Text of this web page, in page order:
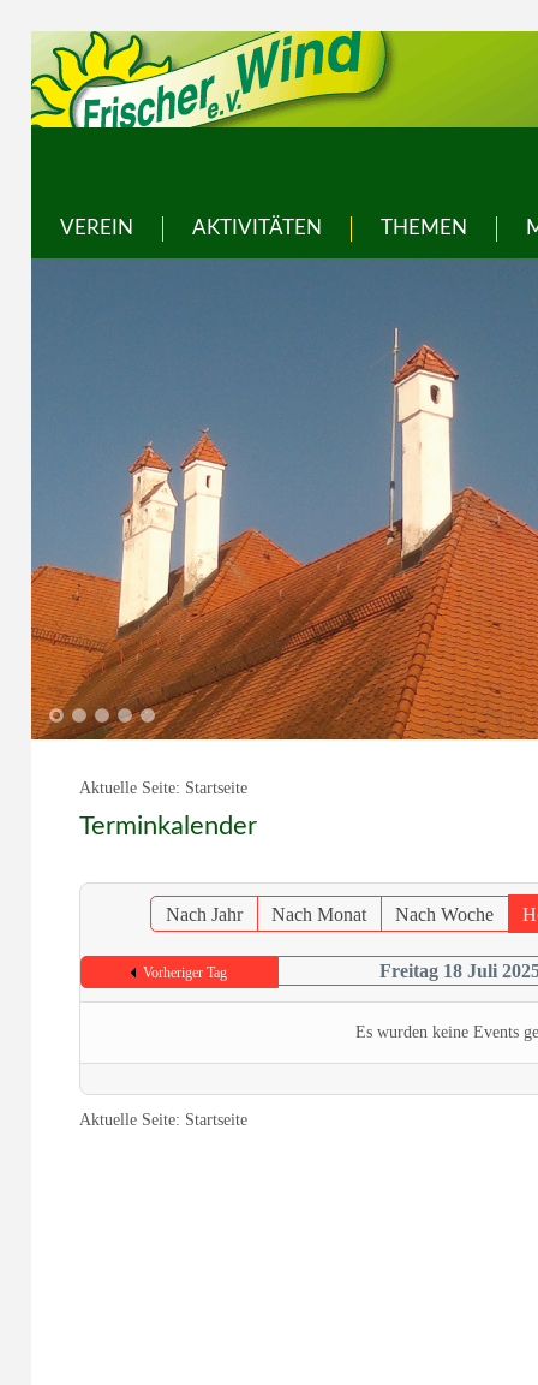
VEREIN AKTIVITÄTEN THEMEN
1 2 3 4 5
Aktuelle Seite: Startseite
Terminkalender
Nach Jahr Nach Monat Nach Woche
Vorheriger Tag Freitag 18 Juli
Es wurden keine Events
Aktuelle Seite: Startseite